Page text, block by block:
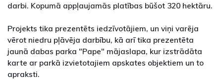
darbi. Kopumā appļaujamās platības būšot 320 hektāru.
Projekts tika prezentēts iedzīvotājiem, un viņi varēja
vērot niedru pļāvēja darbību, kā arī tika prezentēta
jaunā dabas parka "Pape" mājaslapa, kur izstrādāta
karte ar parkā izvietotajiem apskates objektiem un to
apraksti.